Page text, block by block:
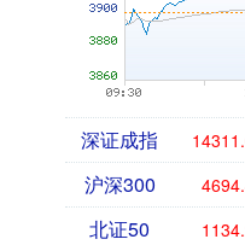
深证成指
沪深300
北证50